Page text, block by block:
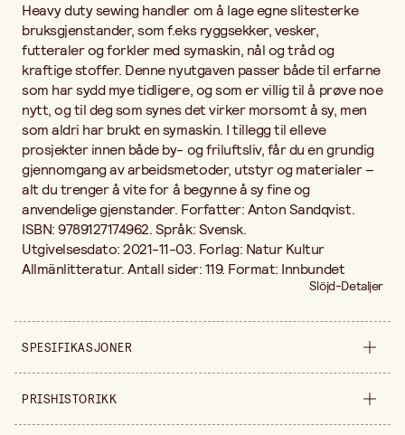
Heavy duty sewing handler om å lage egne slitesterke
bruksgjenstander, som f.eks ryggsekker, vesker,
futteraler og forkler med symaskin, nål og tråd og
kraftige stoffer. Denne nyutgaven passer både til erfarne
som har sydd mye tidligere, og som er villig til å prøve noe
nytt, og til deg som synes det virker morsomt å sy, men
som aldri har brukt en symaskin. I tillegg til elleve
prosjekter innen både by- og friluftsliv, får du en grundig
gjennomgang av arbeidsmetoder, utstyr og materialer –
alt du trenger å vite for å begynne å sy fine og
anvendelige gjenstander. Forfatter: Anton Sandqvist.
ISBN: 9789127174962. Språk: Svensk.
Utgivelsesdato: 2021-11-03. Forlag: Natur Kultur
Allmänlitteratur. Antall sider: 119. Format: Innbundet
Slöjd-Detaljer
SPESIFIKASJONER
Selges inn stykke
PRISHISTORIKK